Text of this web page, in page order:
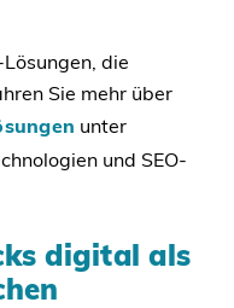
die
Sie mehr über
unter
und SEO-
digital als